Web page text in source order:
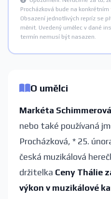
Procházková bude na
Obsazení jednotlivých repríz se
měnit. Uvedený umělec v dané
termín nemusí být nasazen.
O umělci
Markéta
nebo také používaná
Procházková, * 25.
česká muzikálová
držitelka Ceny Thálie
výkon v muzikálové